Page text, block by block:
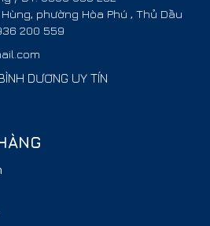
phường Hòa Phú , Thủ Dầu
200 559
DƯƠNG UY TÍN